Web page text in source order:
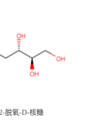
脱氧-D-核糖